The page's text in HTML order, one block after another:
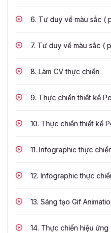
6. Tư duy về màu sắc (
7. Tư duy về màu sắc (
8. Làm CV thực chiến
9. Thực chiến thiết kế
10. Thực chiến thiết kế
11. Infographic thực
12. Infographic thực
13. Sáng tạo Gif
14. Thực chiến hiệu ứng